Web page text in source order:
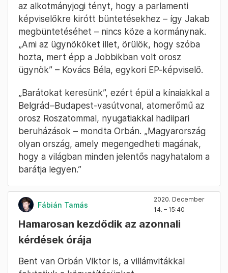
az alkotmányjogi tényt, hogy a parlamenti
képviselőkre kirótt büntetésekhez – így Jakab
megbüntetéséhet – nincs köze a kormánynak.
„Ami az ügynököket illet, örülök, hogy szóba
hozta, mert épp a Jobbikban volt orosz
ügynök” – Kovács Béla, egykori EP-képviselő.
„Barátokat keresünk”, ezért épül a kínaiakkal a
Belgrád–Budapest-vasútvonal, atomerőmű az
orosz Roszatommal, nyugatiakkal hadiipari
beruházások – mondta Orbán. „Magyarország
olyan ország, amely megengedheti magának,
hogy a világban minden jelentős nagyhatalom a
barátja legyen.”
Fábián Tamás
2020. December
14. – 15:40
Hamarosan kezdődik az azonnali
kérdések órája
Bent van Orbán Viktor is, a villámvitákkal